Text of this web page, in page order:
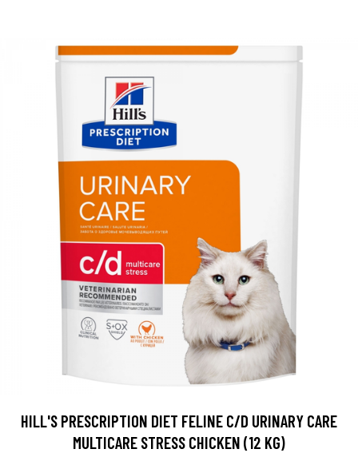
HILL'S PRESCRIPTION DIET FELINE C/D URINARY CARE
MULTICARE STRESS CHICKEN (12 KG)